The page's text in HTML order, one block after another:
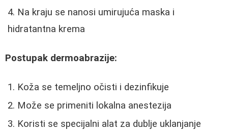
Na kraju se nanosi umirujuća maska i
hidratantna krema
Postupak dermoabrazije:
Koža se temeljno očisti i dezinfikuje
Može se primeniti lokalna anestezija
Koristi se specijalni alat za dublje uklanjanje